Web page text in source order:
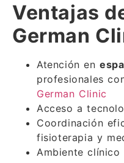
Ventajas
German
Atención en
profesionales
German Clinic
Acceso a
Coordinación
fisioterapia y
Ambiente